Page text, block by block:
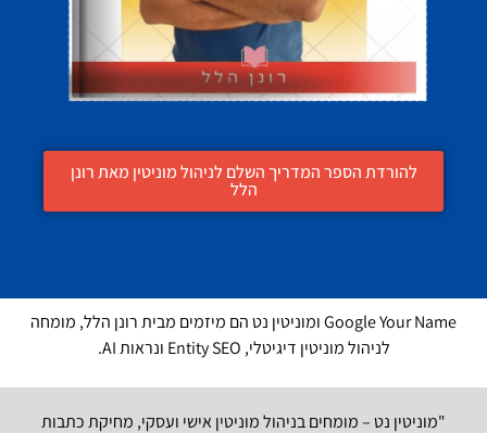
להורדת הספר המדריך השלם לניהול מוניטין מאת רונן
הלל
Google Your Name ומוניטין נט הם מיזמים מבית רונן הלל, מומחה
לניהול מוניטין דיגיטלי, Entity SEO ונראות AI.
"מוניטין נט – מומחים בניהול מוניטין אישי ועסקי, מחיקת כתבות